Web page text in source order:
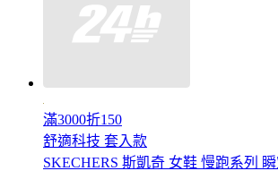
滿3000折150
舒適科技 套入款
SKECHERS 斯凱奇 女鞋 慢跑系列